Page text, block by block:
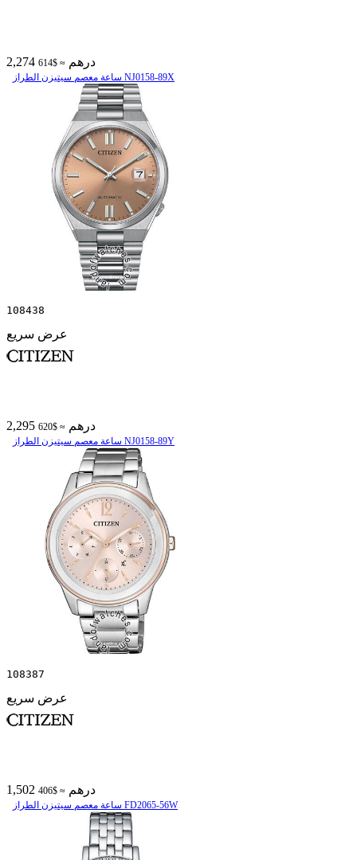
2,274 درهم ≈ $614
ساعة معصم سیتیزن الطراز NJ0158-89X
108438
عرض سريع
2,295 درهم ≈ $620
ساعة معصم سیتیزن الطراز NJ0158-89Y
108387
عرض سريع
1,502 درهم ≈ $406
ساعة معصم سیتیزن الطراز FD2065-56W